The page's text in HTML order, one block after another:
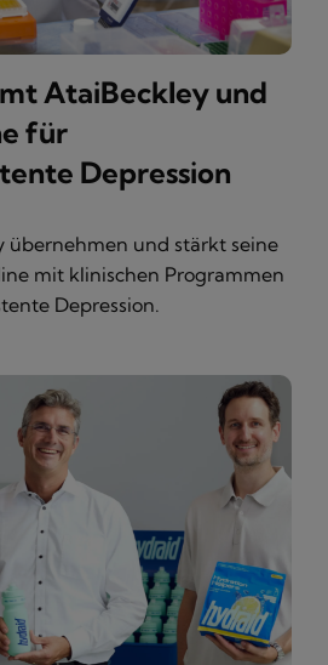
AtaiBeckley und
für
Depression
übernehmen und stärkt seine
mit klinischen Programmen
Depression.